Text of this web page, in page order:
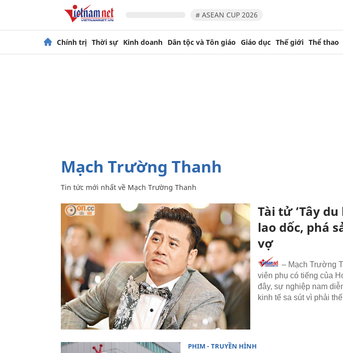
# ASEAN CUP 2026
Chính trị Thời sự Kinh doanh Dân tộc và Tôn giáo Giáo dục Thế giới Thể thao
Mạch Trường Thanh
Tin tức mới nhất về Mạch Trường Thanh
Tài tử ‘Tây
lao dốc, phá
vợ
– Mạch Trường
viên phụ có tiếng của
đây, sự nghiệp nam
kinh tế sa sút vì phải
PHIM - TRUYỀN HÌNH